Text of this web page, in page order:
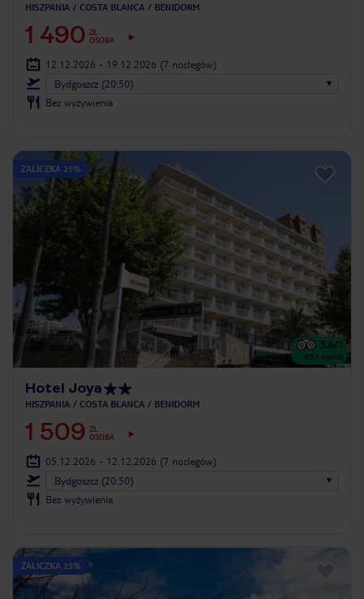
HISZPANIA COSTA BLANCA BENIDORM
1 490 ZŁ
OSOBA
12.12.2026 - 19.12.2026 (7 noclegów)
Bydgoszcz (20:50)
Bez wyżywienia
ZALICZKA 25%
3.6/5
651 opinii
Hotel Joya
HISZPANIA COSTA BLANCA BENIDORM
1 509 ZŁ
OSOBA
05.12.2026 - 12.12.2026 (7 noclegów)
Bydgoszcz (20:50)
Bez wyżywienia
ZALICZKA 25%